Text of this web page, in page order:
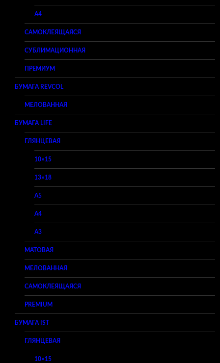
A4
САМОКЛЕЯЩАЯСЯ
СУБЛИМАЦИОННАЯ
ПРЕМИУМ
БУМАГА REVCOL
МЕЛОВАННАЯ
БУМАГА LIFE
ГЛЯНЦЕВАЯ
10×15
13×18
A5
A4
A3
МАТОВАЯ
МЕЛОВАННАЯ
САМОКЛЕЯЩАЯСЯ
PREMIUM
БУМАГА IST
ГЛЯНЦЕВАЯ
10×15